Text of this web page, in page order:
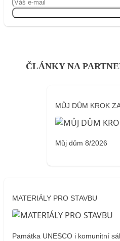
ČLÁNKY NA
MŮJ DŮM KROK
Můj dům 8/2026
MATERIÁLY PRO STAVBU
Památka UNESCO i komunitní